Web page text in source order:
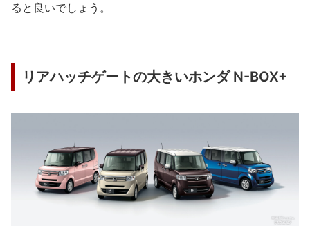
ると良いでしょう。
リアハッチゲートの大きいホンダ N-BOX+